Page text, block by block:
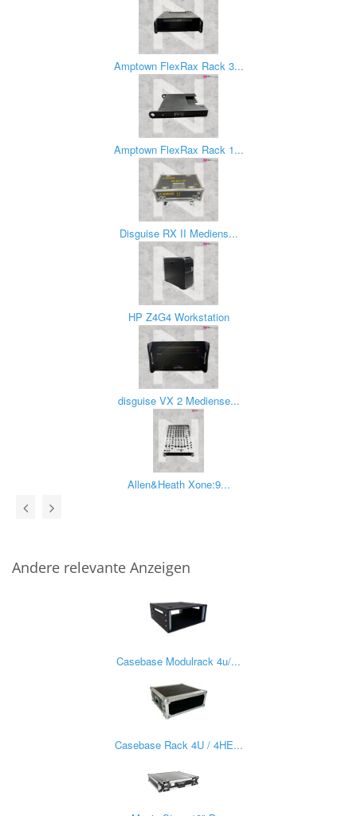
Amptown FlexRax Rack 3...
Amptown FlexRax Rack 1...
Disguise RX II Mediens...
HP Z4G4 Workstation
disguise VX 2 Mediense...
Allen&Heath Xone:9...
Andere relevante Anzeigen
Casebase Modulrack 4u/...
Casebase Rack 4U / 4HE...